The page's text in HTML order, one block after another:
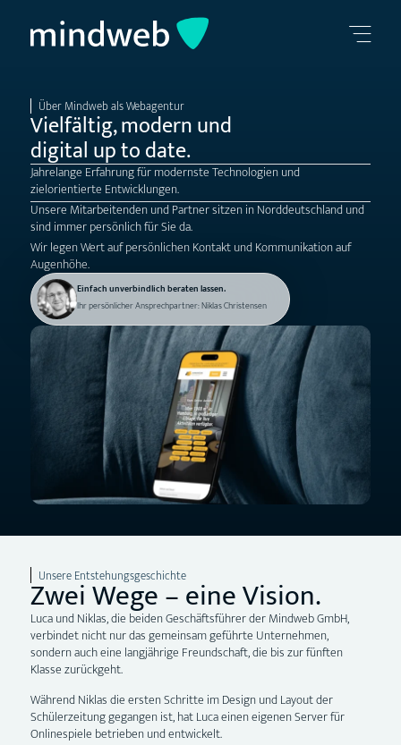
Über Mindweb als Webagentur
Vielfältig, modern und
digital up to date.
Jahrelange Erfahrung für modernste Technologien und
zielorientierte Entwicklungen.
Unsere Mitarbeitenden und Partner sitzen in Norddeutschland und
sind immer persönlich für Sie da.
Wir legen Wert auf persönlichen Kontakt und Kommunikation auf
Augenhöhe.
Einfach unverbindlich beraten lassen.
Ihr persönlicher Ansprechpartner: Niklas Christensen
Unsere Entstehungsgeschichte
Zwei Wege – eine Vision.
Luca und Niklas, die beiden Geschäftsführer der Mindweb GmbH,
verbindet nicht nur das gemeinsam geführte Unternehmen,
sondern auch eine langjährige Freundschaft, die bis zur fünften
Klasse zurückgeht.
Während Niklas die ersten Schritte im Design und Layout der
Schülerzeitung gegangen ist, hat Luca einen eigenen Server für
Onlinespiele betrieben und entwickelt.